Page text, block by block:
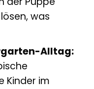
was
Alltag:
Kinder im